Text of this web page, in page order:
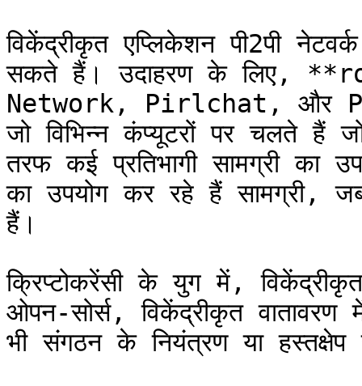
विकेंद्रीकृत एप्लिकेशन पी2पी
सकते हैं। उदाहरण के लिए,
Network, Pirlchat, और
जो विभिन्न कंप्यूटरों पर चलते हैं
तरफ कई प्रतिभागी सामग्री
का उपयोग कर रहे हैं सामग्री,
हैं।
क्रिप्टोकरेंसी के युग में,
ओपन-सोर्स, विकेंद्रीकृत
भी संगठन के नियंत्रण या